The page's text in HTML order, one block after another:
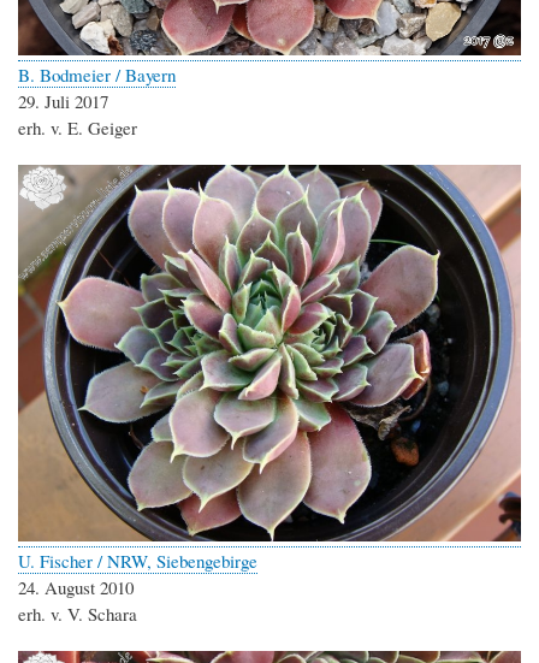
B. Bodmeier / Bayern
29. Juli 2017
erh. v. E. Geiger
U. Fischer / NRW, Siebengebirge
24. August 2010
erh. v. V. Schara